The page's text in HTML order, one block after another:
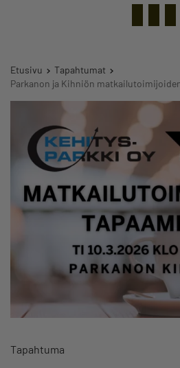
Etusivu
Tapahtumat
Parkanon ja Kihniön
Tapahtuma